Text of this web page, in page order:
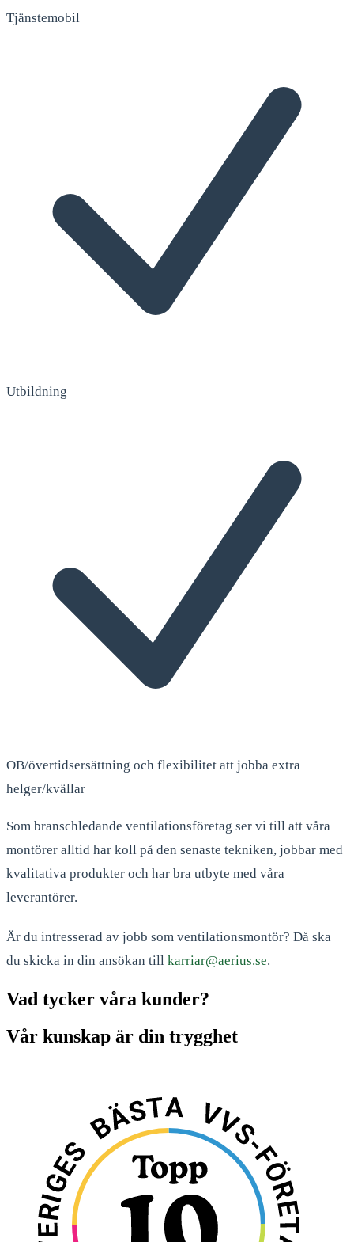
Tjänstemobil
Utbildning
OB/övertidsersättning och flexibilitet att jobba extra
helger/kvällar
Som branschledande ventilationsföretag ser vi till att våra
montörer alltid har koll på den senaste tekniken, jobbar med
kvalitativa produkter och har bra utbyte med våra
leverantörer.
Är du intresserad av jobb som ventilationsmontör? Då ska
du skicka in din ansökan till karriar@aerius.se.
Vad tycker våra kunder?
Vår kunskap är din trygghet